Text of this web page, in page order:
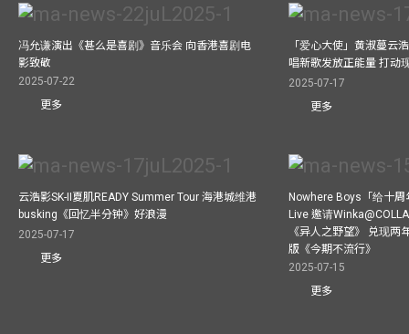
冯允谦演出《甚么是喜剧》音乐会 向香港喜剧电
影致敬
2025-07-22
更多
「爱心大使」黄淑蔓云
唱新歌发放正能量 打动
2025-07-17
更多
云浩影SK-II夏肌READY Summer Tour 海港城维港
busking《回忆半分钟》好浪漫
2025-07-17
更多
Nowhere Boys「给十
Live 邀请
《异人之野望》 兑现两
版《今期不流行》
2025-07-15
更多